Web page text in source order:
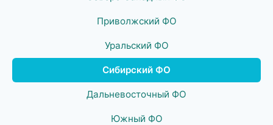
Приволжский ФО
Уральский ФО
Сибирский ФО
Дальневосточный ФО
Южный ФО